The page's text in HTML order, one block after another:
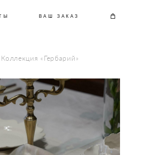
ВАШ ЗАКАЗ
Коллекция «Гербарий»